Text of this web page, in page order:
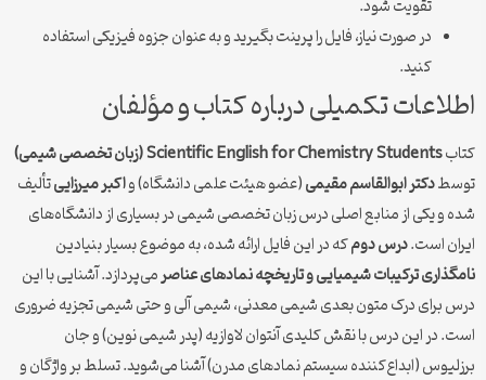
تقویت شود.
در صورت نیاز، فایل را پرینت بگیرید و به عنوان جزوه فیزیکی استفاده
کنید.
اطلاعات تکمیلی درباره کتاب و مؤلفان
کتابScientific English for Chemistry Students (زبان تخصصی شیمی)
توسطدکتر ابوالقاسم مقیمی(عضو هیئت علمی دانشگاه) واکبر میرزاییتألیف
شده و یکی از منابع اصلی درس زبان تخصصی شیمی در بسیاری از دانشگاه‌های
ایران است.درس دومکه در این فایل ارائه شده، به موضوع بسیار بنیادین
نامگذاری ترکیبات شیمیایی و تاریخچه نمادهای عناصرمی‌پردازد. آشنایی با این
درس برای درک متون بعدی شیمی معدنی، شیمی آلی و حتی شیمی تجزیه ضروری
است. در این درس با نقش کلیدی آنتوان لاوازیه (پدر شیمی نوین) و جان
برزلیوس (ابداع‌کننده سیستم نمادهای مدرن) آشنا می‌شوید. تسلط بر واژگان و